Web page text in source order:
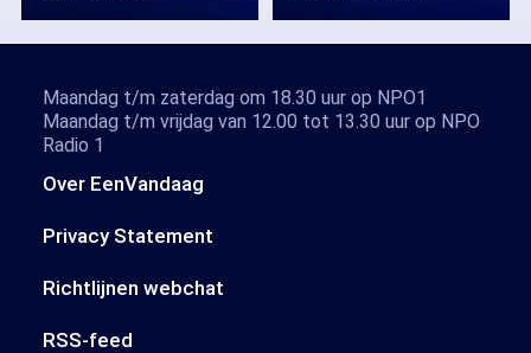
Over EenVandaag
Privacy Statement
Richtlijnen webchat
RSS-feed
Maandag t/m zaterdag om 18.30 uur op NPO1
Maandag t/m vrijdag van 12.00 tot 13.30 uur op NPO
Radio 1